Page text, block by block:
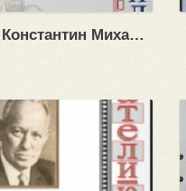
Симонов Константин Михайлович